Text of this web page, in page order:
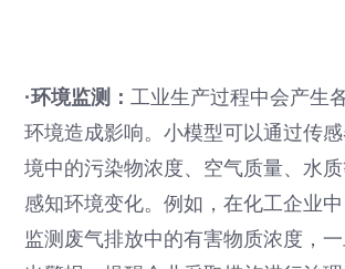
·环境监测：工业生产过程中会产生
环境造成影响。小模型可以通过传
境中的污染物浓度、空气质量、水
感知环境变化。例如，在化工企业
监测废气排放中的有害物质浓度，